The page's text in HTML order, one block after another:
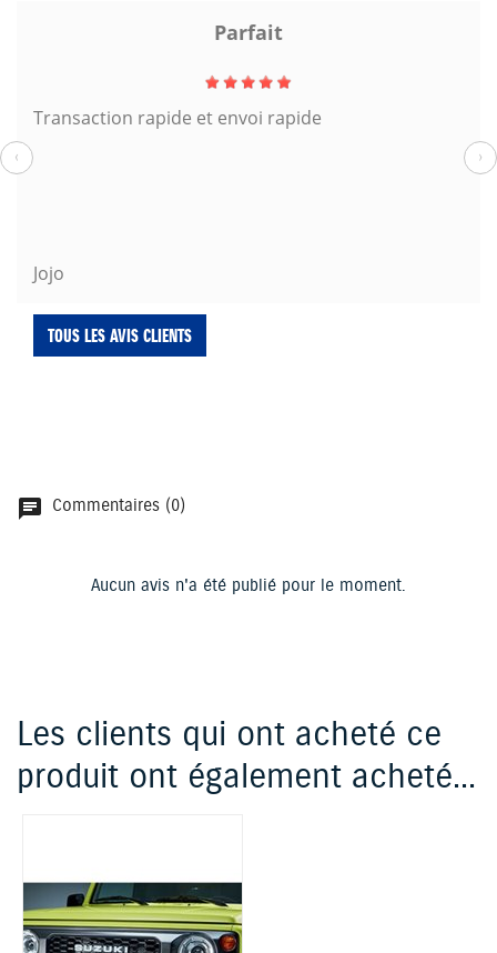
Parfait
Transaction rapide et envoi rapide
Jojo
‹ ›
TOUS LES AVIS CLIENTS
chat Commentaires (0)
Aucun avis n'a été publié pour le moment.
Les clients qui ont acheté ce
produit ont également acheté...